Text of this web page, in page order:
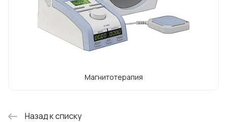
Магнитотерапия
Назад к списку